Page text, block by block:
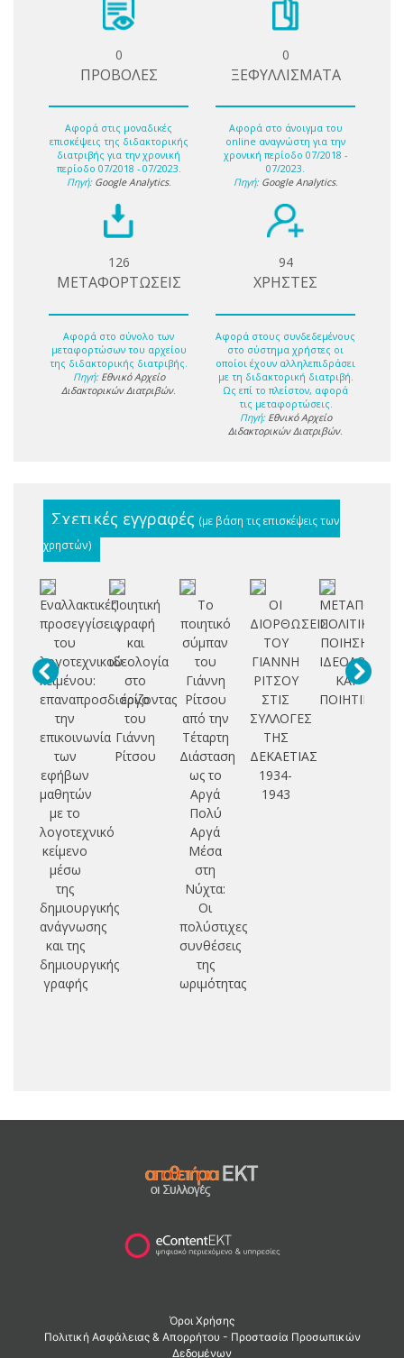
0
ΠΡΟΒΟΛΕΣ
Αφορά στις μοναδικές
επισκέψεις της διδακτορικής
διατριβής για την χρονική
περίοδο 07/2018 - 07/2023.
Πηγή: Google Analytics.
0
ΞΕΦΥΛΛΙΣΜΑΤΑ
Αφορά στο άνοιγμα του
online αναγνώστη για την
χρονική περίοδο 07/2018 -
07/2023.
Πηγή: Google Analytics.
126
ΜΕΤΑΦΟΡΤΩΣΕΙΣ
Αφορά στο σύνολο των
μεταφορτώσων του αρχείου
της διδακτορικής διατριβής.
Πηγή: Εθνικό Αρχείο
Διδακτορικών Διατριβών.
94
ΧΡΗΣΤΕΣ
Αφορά στους συνδεδεμένους
στο σύστημα χρήστες οι
οποίοι έχουν αλληλεπιδράσει
με τη διδακτορική διατριβή.
Ως επί το πλείστον, αφορά
τις μεταφορτώσεις.
Πηγή: Εθνικό Αρχείο
Διδακτορικών Διατριβών.
Σχετικές εγγραφές (με βάση τις επισκέψεις των
χρηστών)
Εναλλακτικές
προσεγγίσεις
του
λογοτεχνικού
κειμένου:
επαναπροσδιορίζοντας
την
επικοινωνία
των
εφήβων
μαθητών
με το
λογοτεχνικό
κείμενο
μέσω
της
δημιουργικής
ανάγνωσης
και της
δημιουργικής
γραφής
Ποιητική
γραφή
και
ιδεολογία
στο
έργο
του
Γιάννη
Ρίτσου
Το
ποιητικό
σύμπαν
του
Γιάννη
Ρίτσου
από την
Τέταρτη
Διάσταση
ως το
Αργά
Πολύ
Αργά
Μέσα
στη
Νύχτα:
Οι
πολύστιχες
συνθέσεις
της
ωριμότητας
ΟΙ
ΔΙΟΡΘΩΣΕΙΣ
ΤΟΥ
ΓΙΑΝΝΗ
ΡΙΤΣΟΥ
ΣΤΙΣ
ΣΥΛΛΟΓΕΣ
ΤΗΣ
ΔΕΚΑΕΤΙΑΣ
1934-
1943
ΠΟΛΙΤΙΚΗ
ΠΟΙΗΣΗ.
ΙΔΕΟΛΟΓΙΑ
ΚΑΙ
ΠΟΙΗΤΙΚΗ